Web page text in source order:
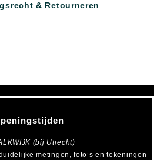
& Retourneren
(bij Utrecht)
metingen, foto’s en tekeningen